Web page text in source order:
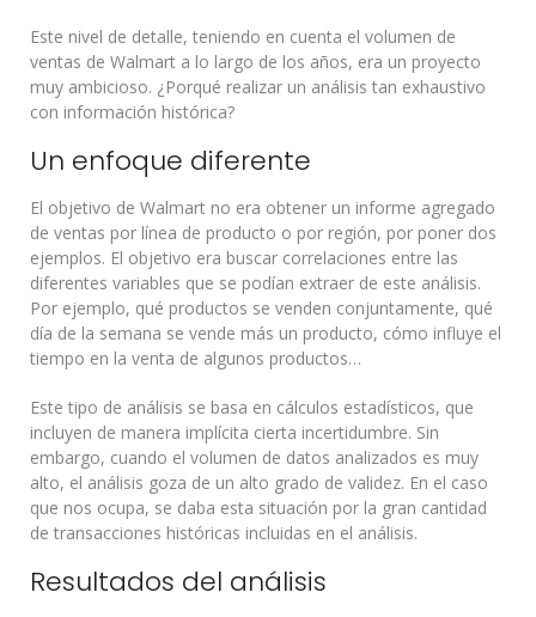
Este nivel de detalle, teniendo en cuenta el volumen de
ventas de Walmart a lo largo de los años, era un proyecto
muy ambicioso. ¿Porqué realizar un análisis tan exhaustivo
con información histórica?
Un enfoque diferente
El objetivo de Walmart no era obtener un informe agregado
de ventas por línea de producto o por región, por poner dos
ejemplos. El objetivo era buscar correlaciones entre las
diferentes variables que se podían extraer de este análisis.
Por ejemplo, qué productos se venden conjuntamente, qué
día de la semana se vende más un producto, cómo influye el
tiempo en la venta de algunos productos…
Este tipo de análisis se basa en cálculos estadísticos, que
incluyen de manera implícita cierta incertidumbre. Sin
embargo, cuando el volumen de datos analizados es muy
alto, el análisis goza de un alto grado de validez. En el caso
que nos ocupa, se daba esta situación por la gran cantidad
de transacciones históricas incluidas en el análisis.
Resultados del análisis